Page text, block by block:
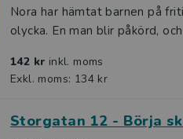
Nora har hämtat barnen på
olycka. En man blir påkörd,
142 kr inkl. moms
Exkl. moms: 134 kr
Storgatan 12 - Börja